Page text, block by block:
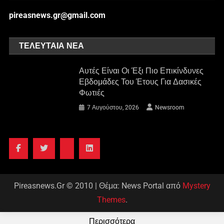
pireasnews.gr@gmail.com
ΤΕΛΕΥΤΑΊΑ ΝΈΑ
Αυτές Είναι Οι Έξι Πιο Επικίνδυνες
Εβδομάδες Του Έτους Για Δασικές
Φωτιές
7 Αυγούστου, 2026 Newsroom
Pireasnews.Gr © 2010 Θέμα: News Portal από Mystery
Themes.
Περισσότερα